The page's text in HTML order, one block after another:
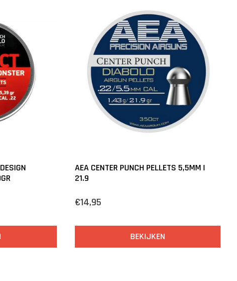
AEA CENTER PUNCH PELLETS 5,5MM |
21.9
€14,95
BEKIJKEN